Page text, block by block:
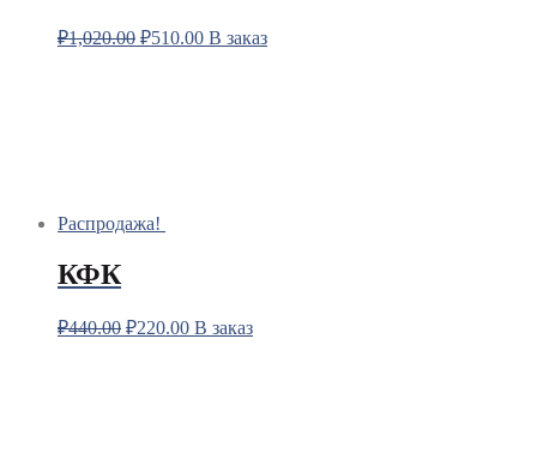
₽1,020.00 ₽510.00 В заказ
Распродажа!
КФК
₽440.00 ₽220.00 В заказ